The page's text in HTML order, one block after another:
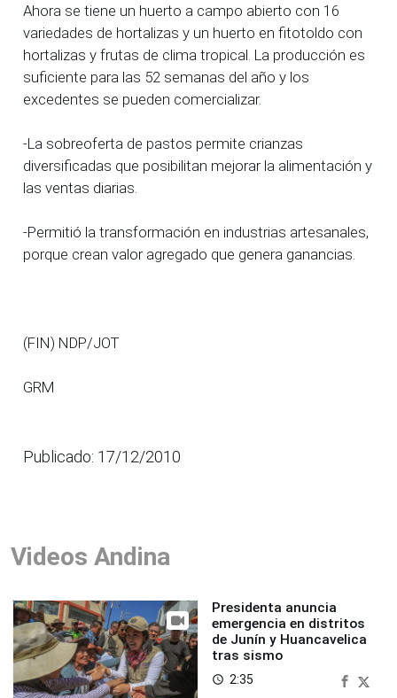
Ahora se tiene un huerto a campo abierto con 16
variedades de hortalizas y un huerto en fitotoldo con
hortalizas y frutas de clima tropical. La producción es
suficiente para las 52 semanas del año y los
excedentes se pueden comercializar.
-La sobreoferta de pastos permite crianzas
diversificadas que posibilitan mejorar la alimentación y
las ventas diarias.
-Permitió la transformación en industrias artesanales,
porque crean valor agregado que genera ganancias.
(FIN) NDP/JOT
GRM
Publicado: 17/12/2010
Videos Andina
Presidenta anuncia
emergencia en distritos
de Junín y Huancavelica
tras sismo
access_time 2:35